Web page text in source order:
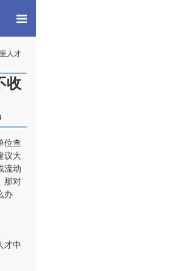
人才
收
位查
议大
流动
那对
办
才中